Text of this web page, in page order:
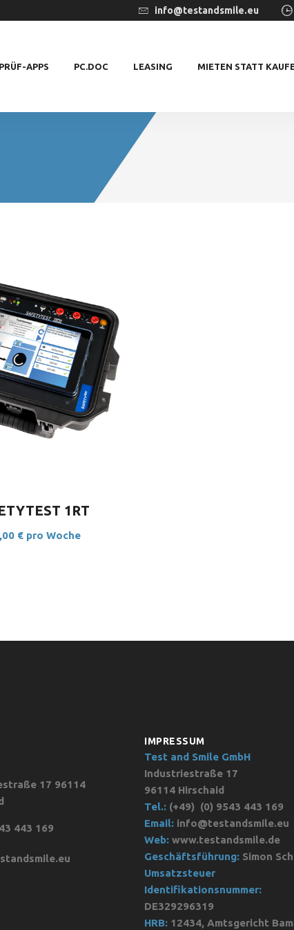
info@testandsmile.eu
PRÜF-APPS PC.DOC LEASING MIETEN STATT
1RT
€pro Woche
17 96114
443 169
IMPRESSUM
Test and Smile GmbH
Industriestraße 17
96114 Hirschaid
Tel.: (+49) (0) 9543 443 169
Email: info@testandsmile.eu
Web: www.testandsmile.de
Geschäftsführung: Simon
Umsatzsteuer
Identifikationsnummer:
DE329296319
HRB: 12434, Amtsgericht